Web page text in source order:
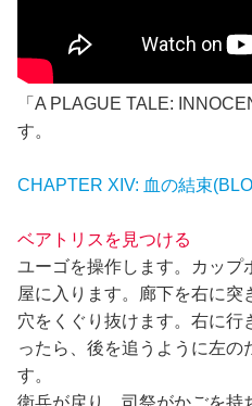
「A PLAGUE TALE:
す。
CHAPTER XIV: 血の結束
ベアトリスを見つける
ユーゴを操作します。カップ
屋に入ります。廊下を右に
穴をくぐり抜けます。右に行
ったら、後を追うように左の
す。